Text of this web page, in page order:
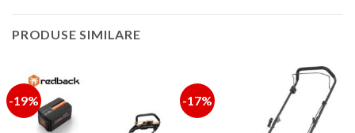
PRODUSE SIMILARE
-19% -17%